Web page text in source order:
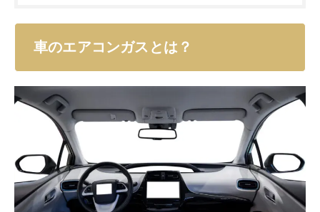
車のエアコンガスとは？